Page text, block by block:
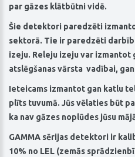
par gāzes klātbūtni vidē.
Šie detektori paredzēti
sektorā. Tie ir paredzēti
izeju. Releju izeju var izmantot
atslēgšanas vārsta vadībai,
Ieteicams izmantot gan katlu
plīts tuvumā. Jūs vēlaties būt
ka nav gāzes noplūdes jūsu
GAMMA sērijas detektori ir
10% no LEL (zemās